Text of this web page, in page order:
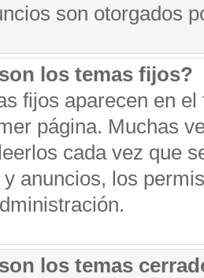
son otorgados
los temas fijos?
fijos aparecen en
página. Muchas
cada vez que
anuncios, los
los temas